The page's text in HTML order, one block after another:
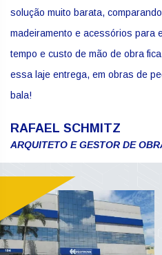
solução muito barata,
madeiramento e acessórios para
tempo e custo de mão de obra
essa laje entrega, em obras de
bala!
RAFAEL SCHMITZ
ARQUITETO E GESTOR DE